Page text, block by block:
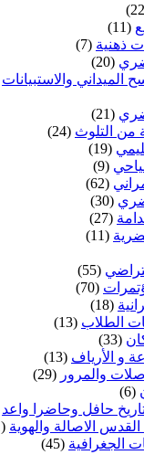
(11)
ذهنية (7)
(20)
الميداني والاستبيانات
(21)
من التلوث (24)
(19)
(9)
(62)
(30)
(27)
(11)
(55)
(70)
(18)
الطلاب (13)
(33)
و الأرياف (13)
والمرور (29)
(6)
حافل وحاضرا واعد
الاصالة والهوية (11)
الجغرافية (45)